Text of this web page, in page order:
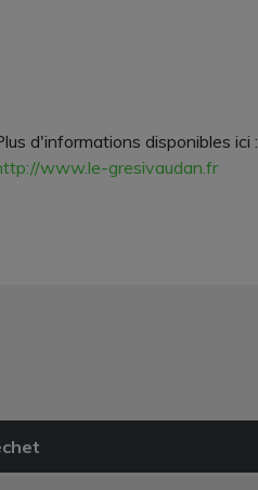
d'informations disponibles ici :
www.le-gresivaudan.fr